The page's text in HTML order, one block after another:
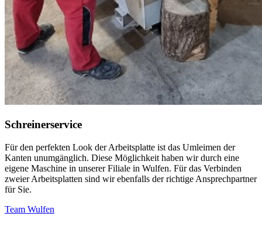
Schreinerservice
Für den perfekten Look der Arbeitsplatte ist das Umleimen der
Kanten unumgänglich. Diese Möglichkeit haben wir durch eine
eigene Maschine in unserer Filiale in Wulfen. Für das Verbinden
zweier Arbeitsplatten sind wir ebenfalls der richtige Ansprechpartner
für Sie.
Team Wulfen